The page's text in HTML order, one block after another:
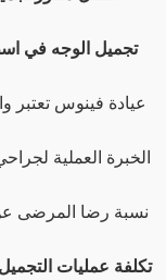
تجميل الوجه في
عيادة فينوس تعتبر
نسبة رضا المرضى
تكلفة عمليات